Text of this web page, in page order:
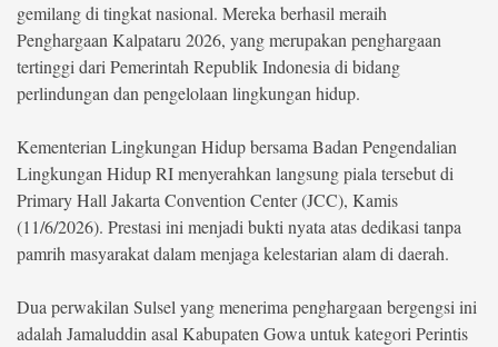
Copyright
sulsel.com
All
Right
Reserved
gemilang di tingkat nasional. Mereka berhasil meraih
Penghargaan Kalpataru 2026, yang merupakan penghargaan
tertinggi dari Pemerintah Republik Indonesia di bidang
perlindungan dan pengelolaan lingkungan hidup.
Kementerian Lingkungan Hidup bersama Badan Pengendalian
Lingkungan Hidup RI menyerahkan langsung piala tersebut di
Primary Hall Jakarta Convention Center (JCC), Kamis
(11/6/2026). Prestasi ini menjadi bukti nyata atas dedikasi tanpa
pamrih masyarakat dalam menjaga kelestarian alam di daerah.
Dua perwakilan Sulsel yang menerima penghargaan bergengsi ini
adalah Jamaluddin asal Kabupaten Gowa untuk kategori Perintis